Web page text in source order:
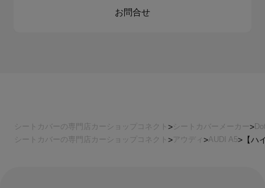
お問合せ
シートカバーの専門店カーショップコネクト シートカバーメーカー
シートカバーの専門店カーショップコネクト
アウディ AUDI A5 【ハ